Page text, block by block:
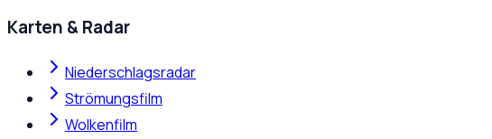
Karten & Radar
Niederschlagsradar
Strömungsfilm
Wolkenfilm